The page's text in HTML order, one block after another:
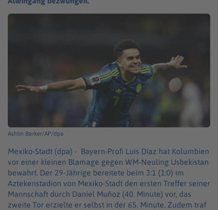
Ashtin Barker/AP/dpa
Mexiko-Stadt (dpa) - Bayern-Profi Luis Díaz hat Kolumbien
vor einer kleinen Blamage gegen WM-Neuling Usbekistan
bewahrt. Der 29-Jährige bereitete beim 3:1 (1:0) im
Aztekenstadion von Mexiko-Stadt den ersten Treffer seiner
Mannschaft durch Daniel Muñoz (40. Minute) vor, das
zweite Tor erzielte er selbst in der 65. Minute. Zudem traf